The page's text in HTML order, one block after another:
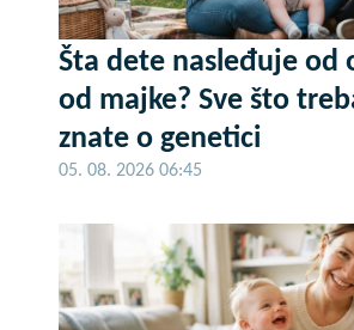
Šta dete nasleđuje od
od majke? Sve što
znate o genetici
05. 08. 2026 06:45